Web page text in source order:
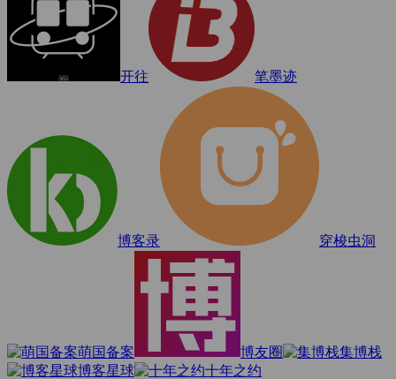
开往 笔墨迹
博客录 穿梭虫洞
萌国备案 博友圈
集博栈
博客星球
十年之约